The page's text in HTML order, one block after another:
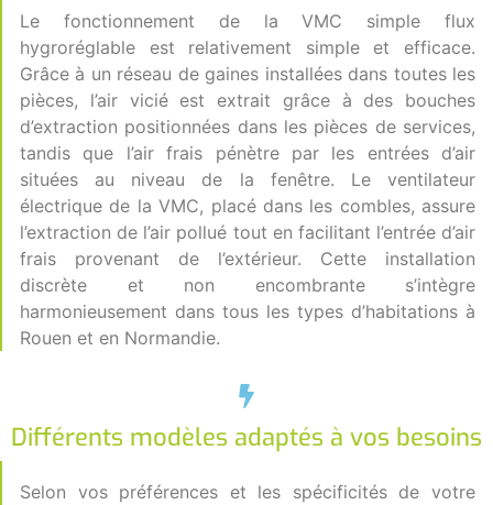
Le fonctionnement de la VMC simple flux
hygroréglable est relativement simple et efficace.
Grâce à un réseau de gaines installées dans toutes les
pièces, l’air vicié est extrait grâce à des bouches
d’extraction positionnées dans les pièces de services,
tandis que l’air frais pénètre par les entrées d’air
situées au niveau de la fenêtre. Le ventilateur
électrique de la VMC, placé dans les combles, assure
l’extraction de l’air pollué tout en facilitant l’entrée d’air
frais provenant de l’extérieur. Cette installation
discrète et non encombrante s’intègre
harmonieusement dans tous les types d’habitations à
Rouen et en Normandie.
Différents modèles adaptés à vos besoins
Selon vos préférences et les spécificités de votre